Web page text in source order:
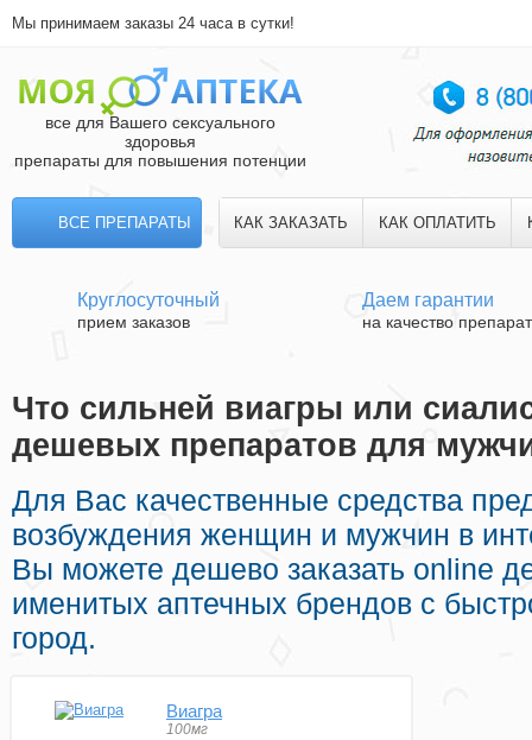
Мы принимаем заказы 24 часа в сутки!
все для Вашего сексуального
здоровья
препараты для повышения потенции
ВСЕ ПРЕПАРАТЫ КАК ЗАКАЗАТЬ КАК ОПЛАТИТЬ
Круглосуточный
прием заказов
Даем гарантии
на качество
Что сильней виагры или
дешевых препаратов для
Для Вас качественные средства
возбуждения женщин и мужчин в
Вы можете дешево заказать online
именитых аптечных брендов с
город.
Виагра
100мг